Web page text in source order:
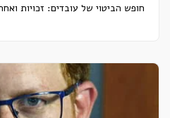
חופש הביטוי של עובדים: זכויות